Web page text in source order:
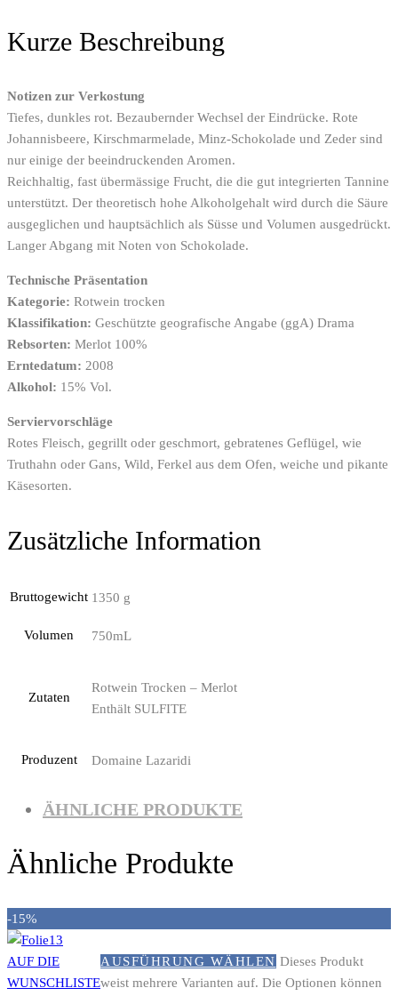
Kurze Beschreibung
Notizen zur Verkostung
Tiefes, dunkles rot. Bezaubernder Wechsel der Eindrücke. Rote
Johannisbeere, Kirschmarmelade, Minz-Schokolade und Zeder sind
nur einige der beeindruckenden Aromen.
Reichhaltig, fast übermässige Frucht, die die gut integrierten Tannine
unterstützt. Der theoretisch hohe Alkoholgehalt wird durch die Säure
ausgeglichen und hauptsächlich als Süsse und Volumen ausgedrückt.
Langer Abgang mit Noten von Schokolade.
Technische Präsentation
Kategorie: Rotwein trocken
Klassifikation: Geschützte geografische Angabe (ggA) Drama
Rebsorten: Merlot 100%
Erntedatum: 2008
Alkohol: 15% Vol.
Serviervorschläge
Rotes Fleisch, gegrillt oder geschmort, gebratenes Geflügel, wie
Truthahn oder Gans, Wild, Ferkel aus dem Ofen, weiche und pikante
Käsesorten.
Zusätzliche Information
Bruttogewicht 1350 g
Volumen 750mL
Zutaten
Rotwein Trocken – Merlot
Enthält SULFITE
Produzent Domaine Lazaridi
ÄHNLICHE PRODUKTE
Ähnliche Produkte
-15%
AUF DIE
WUNSCHLISTE
AUSFÜHRUNG WÄHLEN Dieses Produkt
weist mehrere Varianten auf. Die Optionen können